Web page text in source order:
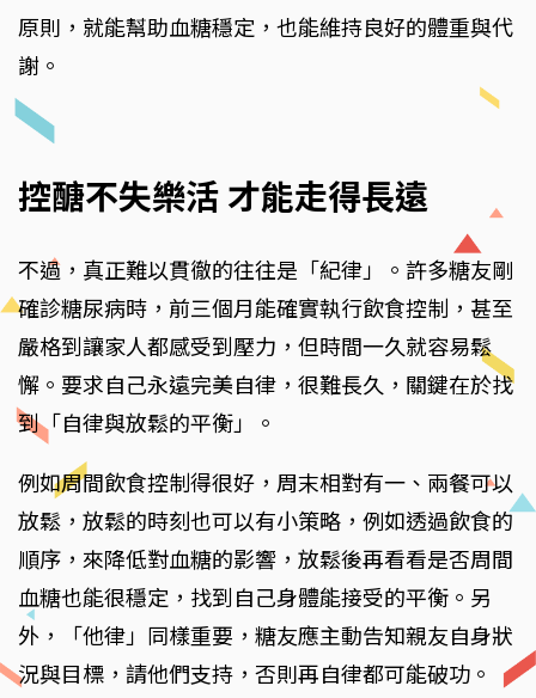
原則，就能幫助血糖穩定，也能維持良好的體重與代
謝。
控醣不失樂活 才能走得長遠
不過，真正難以貫徹的往往是「紀律」。許多糖友剛
確診糖尿病時，前三個月能確實執行飲食控制，甚至
嚴格到讓家人都感受到壓力，但時間一久就容易鬆
懈。要求自己永遠完美自律，很難長久，關鍵在於找
到「自律與放鬆的平衡」。
例如周間飲食控制得很好，周末相對有一、兩餐可以
放鬆，放鬆的時刻也可以有小策略，例如透過飲食的
順序，來降低對血糖的影響，放鬆後再看看是否周間
血糖也能很穩定，找到自己身體能接受的平衡。另
外，「他律」同樣重要，糖友應主動告知親友自身狀
況與目標，請他們支持，否則再自律都可能破功。